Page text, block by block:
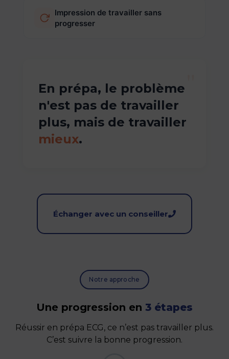
Impression de travailler sans
progresser
En prépa, le problème
n'est pas de travailler
plus, mais de travailler
mieux.
Échanger avec un conseiller
Notre approche
Une progression en 3 étapes
Réussir en prépa ECG, ce n’est pas travailler plus.
C’est suivre la bonne progression.